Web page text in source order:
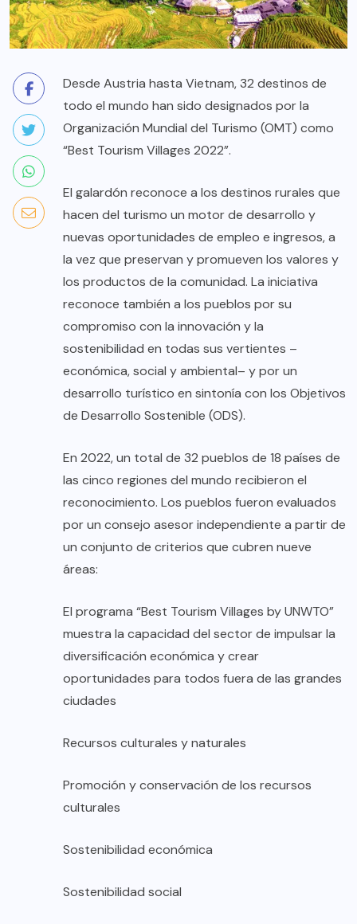
Desde Austria hasta Vietnam, 32 destinos de
todo el mundo han sido designados por la
Organización Mundial del Turismo (OMT) como
“Best Tourism Villages 2022”.
El galardón reconoce a los destinos rurales que
hacen del turismo un motor de desarrollo y
nuevas oportunidades de empleo e ingresos, a
la vez que preservan y promueven los valores y
los productos de la comunidad. La iniciativa
reconoce también a los pueblos por su
compromiso con la innovación y la
sostenibilidad en todas sus vertientes –
económica, social y ambiental– y por un
desarrollo turístico en sintonía con los Objetivos
de Desarrollo Sostenible (ODS).
En 2022, un total de 32 pueblos de 18 países de
las cinco regiones del mundo recibieron el
reconocimiento. Los pueblos fueron evaluados
por un consejo asesor independiente a partir de
un conjunto de criterios que cubren nueve
áreas:
El programa “Best Tourism Villages by UNWTO”
muestra la capacidad del sector de impulsar la
diversificación económica y crear
oportunidades para todos fuera de las grandes
ciudades
Recursos culturales y naturales
Promoción y conservación de los recursos
culturales
Sostenibilidad económica
Sostenibilidad social